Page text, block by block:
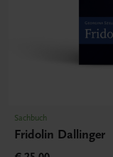
Sachbuch
Fridolin Dallinger